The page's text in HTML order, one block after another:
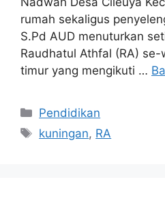
rumah sekaligus
S.Pd AUD menuturkan
Raudhatul Athfal (RA) se-
timur yang mengikuti …
Kategori
Pendidikan
Tag
kuningan, RA